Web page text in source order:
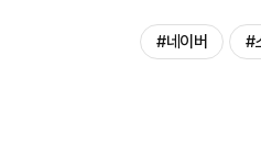
#네이버 #